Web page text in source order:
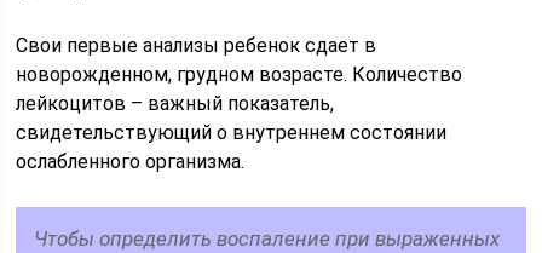
Свои первые анализы ребенок сдает в
новорожденном, грудном возрасте. Количество
лейкоцитов – важный показатель,
свидетельствующий о внутреннем состоянии
ослабленного организма.
Чтобы определить воспаление при выраженных